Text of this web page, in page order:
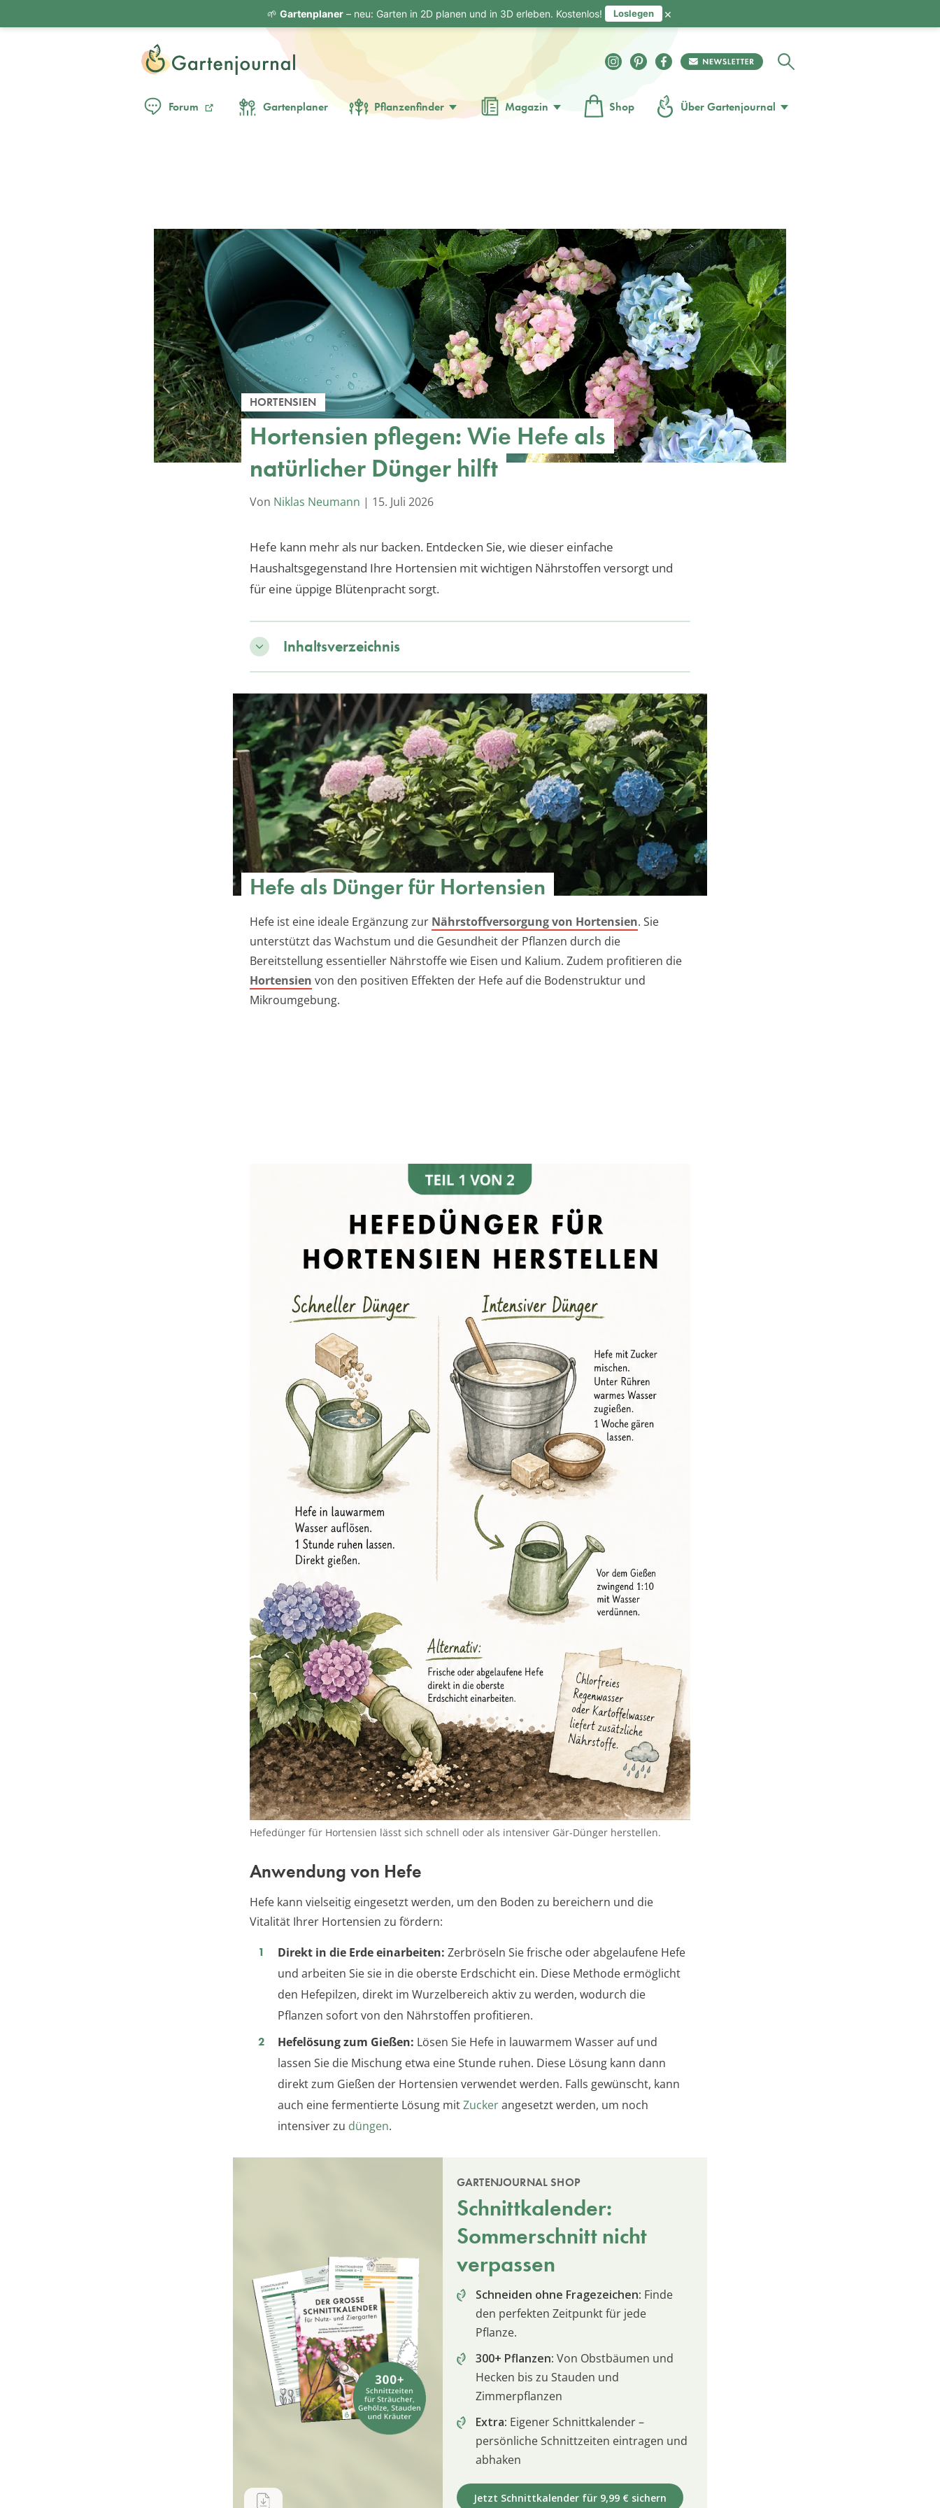
Forum Gartenplaner Pflanzenfinder Magazin Shop Über Gartenjournal
HORTENSIEN
Hortensien pflegen: Wie Hefe als
natürlicher Dünger hilft
Von Niklas Neumann | 15. Juli 2026
Hefe kann mehr als nur backen. Entdecken Sie, wie dieser einfache
Haushaltsgegenstand Ihre Hortensien mit wichtigen Nährstoffen versorgt und
für eine üppige Blütenpracht sorgt.
Inhaltsverzeichnis
Hefe als Dünger für Hortensien
Hefe ist eine ideale Ergänzung zur Nährstoffversorgung von Hortensien. Sie
unterstützt das Wachstum und die Gesundheit der Pflanzen durch die
Bereitstellung essentieller Nährstoffe wie Eisen und Kalium. Zudem profitieren die
Hortensien von den positiven Effekten der Hefe auf die Bodenstruktur und
Mikroumgebung.
Hefedünger für Hortensien lässt sich schnell oder als intensiver Gär-Dünger herstellen.
Anwendung von Hefe
Hefe kann vielseitig eingesetzt werden, um den Boden zu bereichern und die
Vitalität Ihrer Hortensien zu fördern:
Direkt in die Erde einarbeiten: Zerbröseln Sie frische oder abgelaufene Hefe
und arbeiten Sie sie in die oberste Erdschicht ein. Diese Methode ermöglicht
den Hefepilzen, direkt im Wurzelbereich aktiv zu werden, wodurch die
Pflanzen sofort von den Nährstoffen profitieren.
Hefelösung zum Gießen: Lösen Sie Hefe in lauwarmem Wasser auf und
lassen Sie die Mischung etwa eine Stunde ruhen. Diese Lösung kann dann
direkt zum Gießen der Hortensien verwendet werden. Falls gewünscht, kann
auch eine fermentierte Lösung mitZuckerangesetzt werden, um noch
intensiver zu düngen.
GARTENJOURNAL SHOP
Schnittkalender:
Sommerschnitt nicht
verpassen
Schneiden ohne Fragezeichen: Finde
den perfekten Zeitpunkt für jede
Pflanze.
300+ Pflanzen: Von Obstbäumen und
Hecken bis zu Stauden und
Zimmerpflanzen
Extra: Eigener Schnittkalender –
persönliche Schnittzeiten eintragen und
abhaken
Jetzt Schnittkalender für 9,99 € sichern
🌱 Gartenplaner– neu: Garten in 2D planen und in 3D erleben. Kostenlos! Loslegen ×